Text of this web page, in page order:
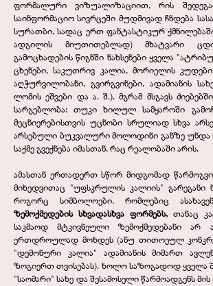
ფორმალური ვიზუალიზაციით, რის
საინფორმაციო სივრცეში მუდმივად ჩნდება
სურათბი, სადაც ერთ ფანტასტიკურ
ადგილის მიუთითებლად) მხატვარი
გამოცხადების წიგნში ნახსენები ყველა
ცხენები, საკუთრივ კალია, მორიელის
აღჭურვილობანი, გვირგვინები, ადამიანის
ლომის ეშვები და ა. შ.). მგრამ მსგავს
სარგებლობა: თუკი ხილულ სამყაროში
მეცნიერებისთვის უცნობი სრულიად სხვა
არსებული ბუკვალური მოლოდინი განზე
საქმე გვექნება იმასთან, რაც რეალობაში არის.
ამასთან ერთადერთ სწორ მიდგომად
მიხედვითაც "უფსკრულის კალიის" გარეგანი
როგორც სიმბოლოები, რომლებიც
ზემოქმედების სხვადასხვა ფორმებს, თანაც
საკმაოდ მტკივნეული ზემოქმედებანი არ
ერთდროულად მოხდეს (ანუ თითოეულ
"დემონური კალია" ადამიანის მიმართ
ზოგიერთ თვისებას). ხოლო საზოგადოდ ყველა
"საომარი" სახე და შესამოსელი წარმოადგენს მის